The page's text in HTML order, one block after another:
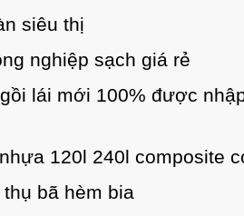
siêu thị
nghiệp sạch giá rẻ
lái mới 100% được
120l 240l composite
bã hèm bia